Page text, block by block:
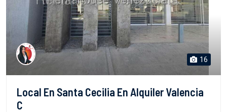
16
Local En Santa Cecilia En Alquiler Valencia
C